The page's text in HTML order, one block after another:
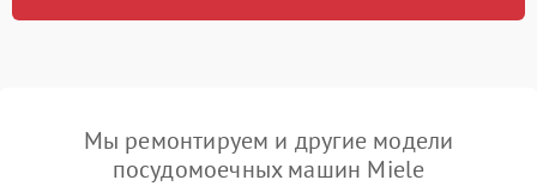
Мы ремонтируем и другие модели
посудомоечных машин Miele